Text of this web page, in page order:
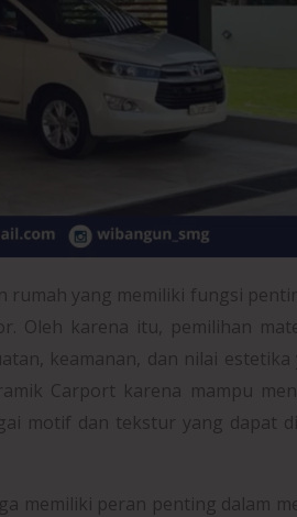
rumah yang memiliki fungsi
Oleh karena itu, pemilihan
keamanan, dan nilai estetika
Carport karena mampu
motif dan tekstur yang dapat
memiliki peran penting dalam